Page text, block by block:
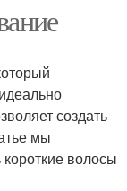
создать
мы
короткие волосы